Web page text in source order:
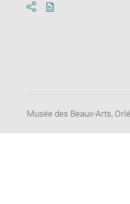
Musée des Beaux-Arts,